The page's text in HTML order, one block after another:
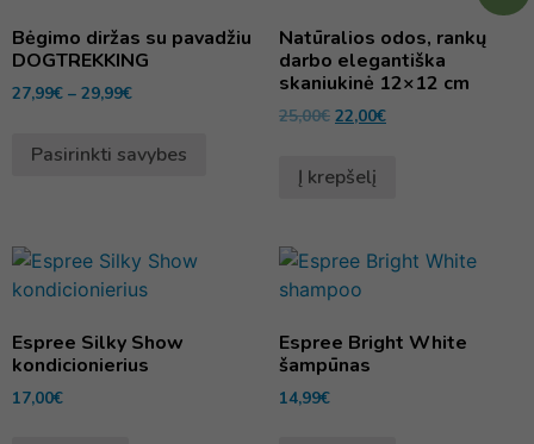
Bėgimo diržas su pavadžiu
DOGTREKKING
27,99€ – 29,99€
Pasirinkti savybes
Natūralios odos, rankų
darbo elegantiška
skaniukinė 12×12 cm
25,00€ 22,00€
Į krepšelį
Espree Silky Show
kondicionierius
17,00€
Espree Bright White
šampūnas
14,99€